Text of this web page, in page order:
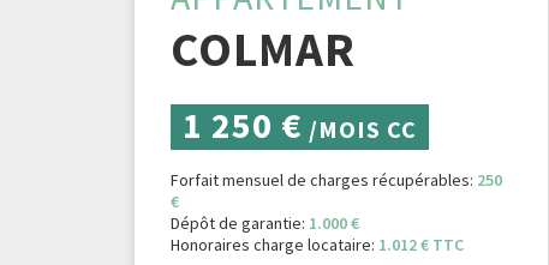
COLMAR
1 250 € /MOIS CC
Forfait mensuel de charges récupérables: 250
€
Dépôt de garantie: 1.000 €
Honoraires charge locataire: 1.012 € TTC